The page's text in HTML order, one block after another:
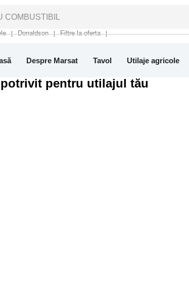
COMBUSTIBIL
❘ Donaldson ❘ Filtre la oferta ❘
Despre Marsat Tavol Utilaje agricole
pentru utilajul tău